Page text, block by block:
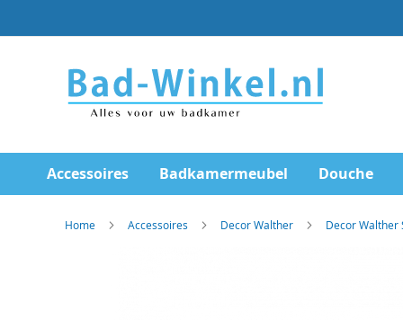
direct
naar
inhoud
Accessoires Badkamermeubel Douche
Home Accessoires Decor Walther Decor Walther